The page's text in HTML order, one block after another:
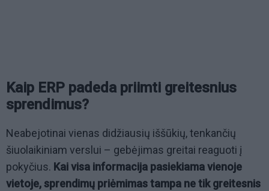
Kaip ERP padeda priimti greitesnius
sprendimus?
Neabejotinai vienas didžiausių iššūkių, tenkančių
šiuolaikiniam verslui – gebėjimas greitai reaguoti į
pokyčius. Kai visa informacija pasiekiama vienoje
vietoje, sprendimų priėmimas tampa ne tik greitesnis